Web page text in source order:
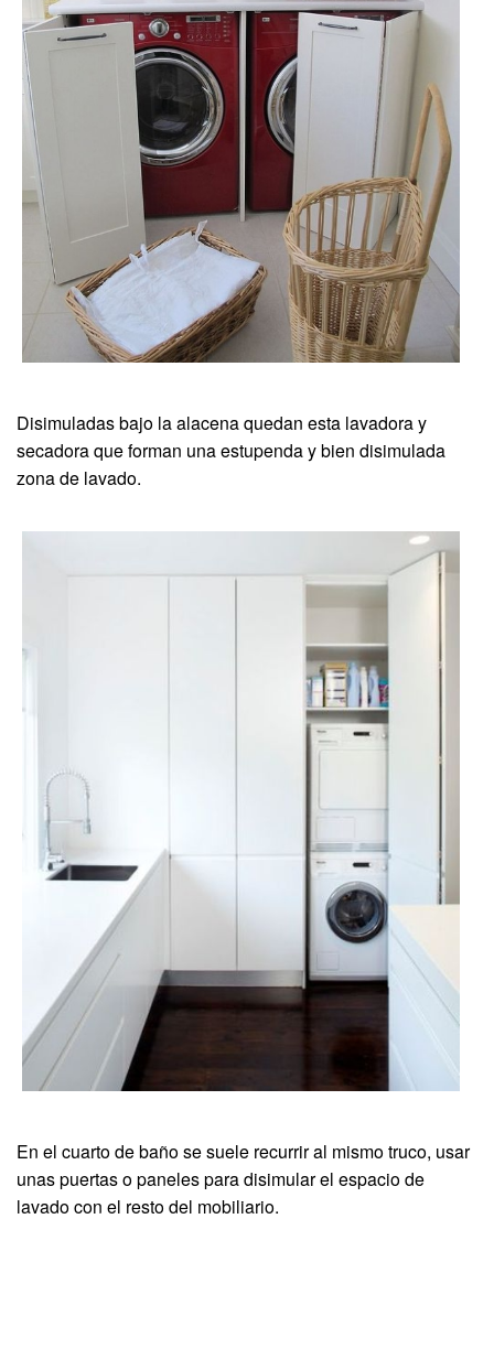
Disimuladas bajo la alacena quedan esta lavadora y
secadora que forman una estupenda y bien disimulada
zona de lavado.
En el cuarto de baño se suele recurrir al mismo truco, usar
unas puertas o paneles para disimular el espacio de
lavado con el resto del mobiliario.